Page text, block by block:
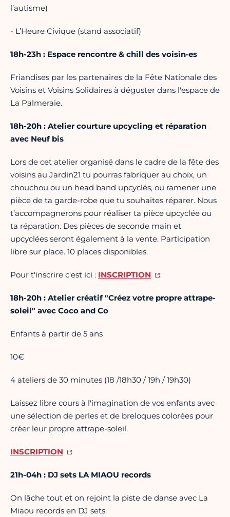
l’autisme)
- L’Heure Civique (stand associatif)
18h-23h : Espace rencontre & chill des voisin·es
Friandises par les partenaires de la Fête Nationale des
Voisins et Voisins Solidaires à déguster dans l'espace de
La Palmeraie.
18h-20h : Atelier courture upcycling et réparation
avec Neuf bis
Lors de cet atelier organisé dans le cadre de la fête des
voisins au Jardin21 tu pourras fabriquer au choix, un
chouchou ou un head band upcyclés, ou ramener une
pièce de ta garde-robe que tu souhaites réparer. Nous
t’accompagnerons pour réaliser ta pièce upcyclée ou
ta réparation. Des pièces de seconde main et
upcyclées seront également à la vente. Participation
libre sur place. 10 places disponibles.
Pour t'inscrire c'est ici : INSCRIPTION
18h-20h : Atelier créatif "Créez votre propre attrape-
soleil" avec Coco and Co
Enfants à partir de 5 ans
10€
4 ateliers de 30 minutes (18 /18h30 / 19h / 19h30)
Laissez libre cours à l'imagination de vos enfants avec
une sélection de perles et de breloques colorées pour
créer leur propre attrape-soleil.
INSCRIPTION
21h-04h : DJ sets LA MIAOU records
On lâche tout et on rejoint la piste de danse avec La
Miaou records en DJ sets.